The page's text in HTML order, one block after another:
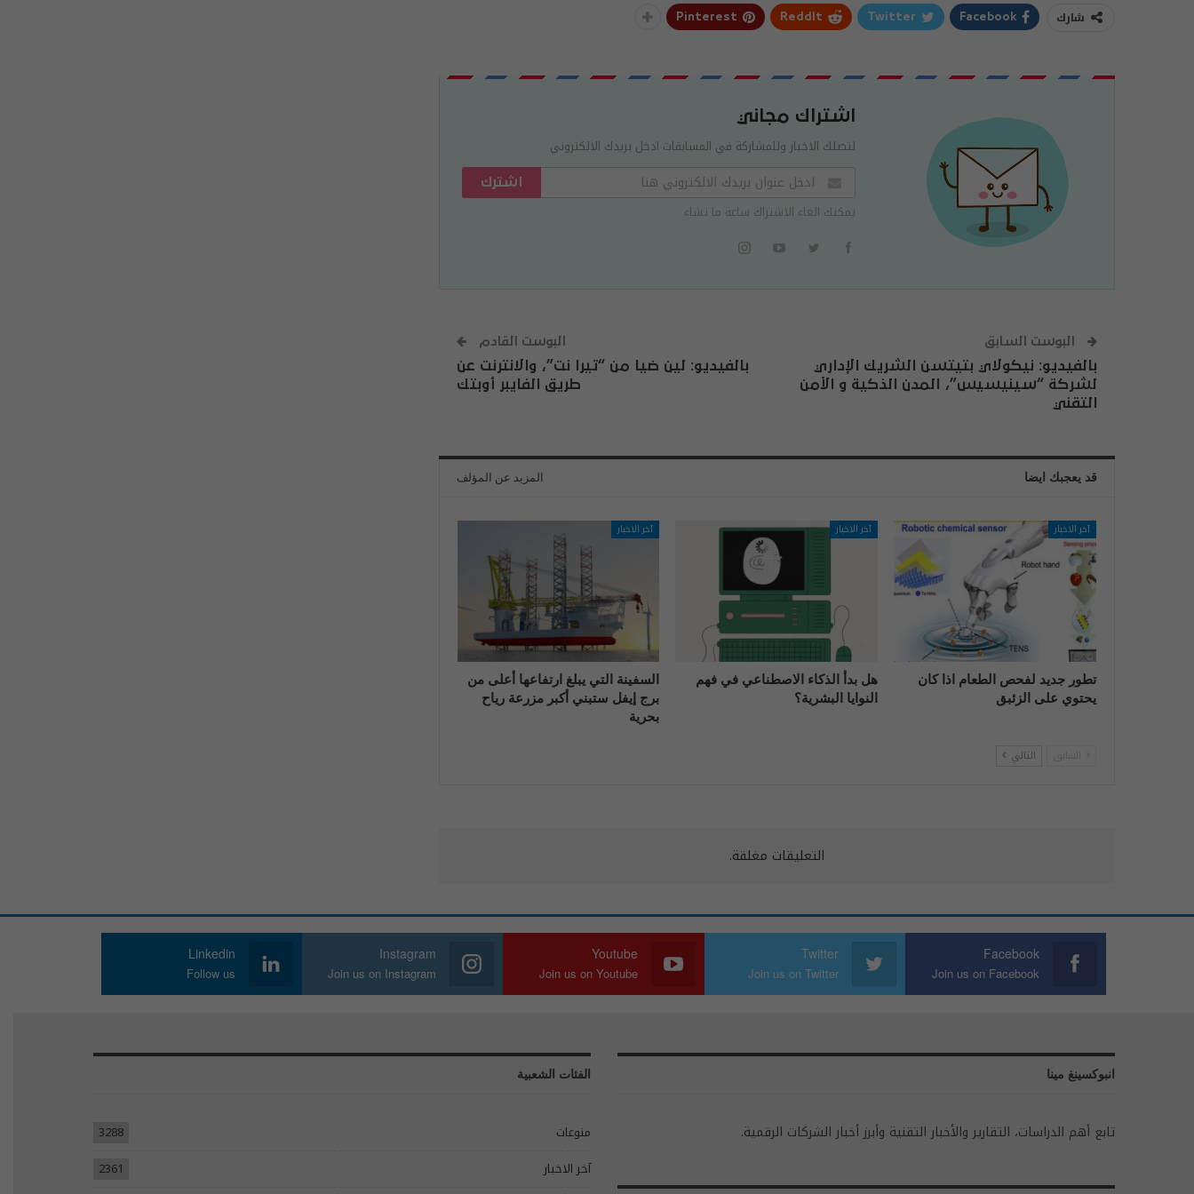
شارك Facebook
Twitter
ReddIt
Pinterest
اشتراك مجاني
لتصلك الاخبار وللمشاركة في المسابقات ادخل بريدك الالكتروني
اشترك
يمكنك الغاء الاشتراك ساعة ما تشاء
البوست السابق
بالفيديو: نيكولاي بتيتسن الشريك الإداري
لشركة “سينيسيس”، المدن الذكية و الأمن
التقني
البوست القادم
بالفيديو: لين ضيا من “تيرا نت”، والانترنت عن
طريق الفايبر أوبتك
قد يعجبك ايضا المزيد عن المؤلف
آخر الاخبار
تطور جديد لفحص الطعام اذا كان
يحتوي على الزئبق
آخر الاخبار
هل بدأ الذكاء الاصطناعي في فهم
النوايا البشرية؟
آخر الاخبار
السفينة التي يبلغ ارتفاعها أعلى من
برج إيفل ستبني أكبر مزرعة رياح
بحرية
التالي
التعليقات مغلقة.
Facebook
Join us on Facebook
Twitter
Join us on Twitter
Youtube
Join us on Youtube
Instagram
Join us on Instagram
Linkedin
Follow us
انبوكسينغ مينا
تابع أهم الدراسات، التقارير والأخبار التقنية وأبرز أخبار الشركات الرقمية.
الفئات الشعبية
منوعات
3288
آخر الاخبار
2361